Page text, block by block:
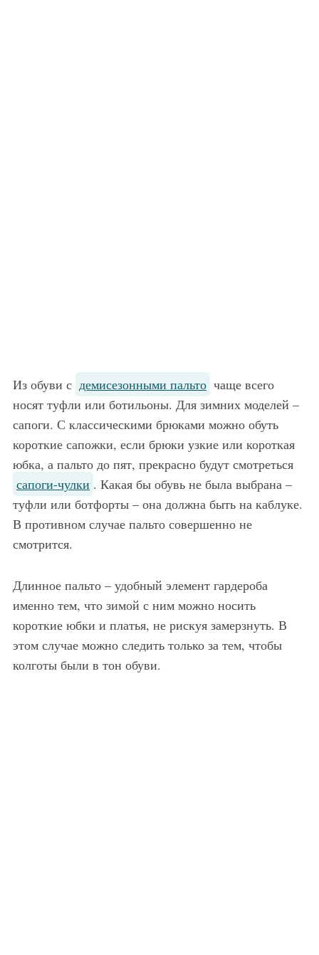
Из обуви с демисезонными пальто чаще всего
носят туфли или ботильоны. Для зимних моделей –
сапоги. С классическими брюками можно обуть
короткие сапожки, если брюки узкие или короткая
юбка, а пальто до пят, прекрасно будут смотреться
сапоги-чулки . Какая бы обувь не была выбрана –
туфли или ботфорты – она должна быть на каблуке.
В противном случае пальто совершенно не
смотрится.
Длинное пальто – удобный элемент гардероба
именно тем, что зимой с ним можно носить
короткие юбки и платья, не рискуя замерзнуть. В
этом случае можно следить только за тем, чтобы
колготы были в тон обуви.